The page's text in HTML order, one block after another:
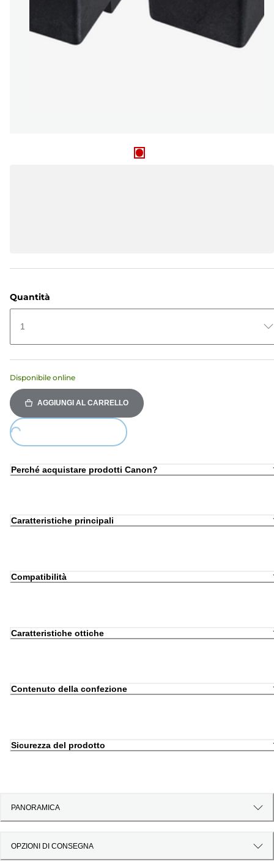
Quantità
1
Disponibile online
AGGIUNGI AL CARRELLO
Loading...
Perché acquistare prodotti Canon?
Caratteristiche principali
Compatibilità
Caratteristiche ottiche
Contenuto della confezione
Sicurezza del prodotto
PANORAMICA
OPZIONI DI CONSEGNA